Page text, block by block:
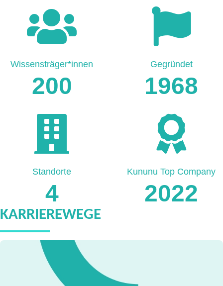
200
Wissensträger*innen
1968
Gegründet
4
Standorte
2022
Kununu Top Company
KARRIEREWEGE